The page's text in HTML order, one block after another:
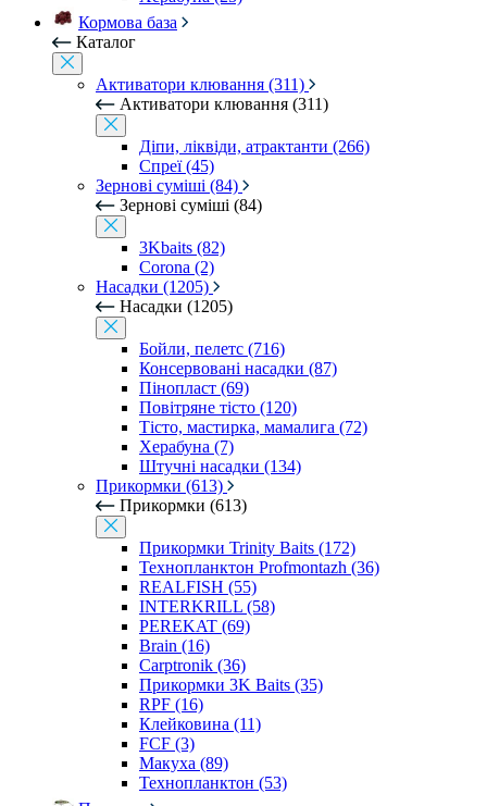
Кормова база
Каталог
Активатори клювання (311)
Активатори клювання (311)
Діпи, ліквіди, атрактанти (266)
Спреї (45)
Зернові суміші (84)
Зернові суміші (84)
3Kbaits (82)
Corona (2)
Насадки (1205)
Насадки (1205)
Бойли, пелетс (716)
Консервовані насадки (87)
Пінопласт (69)
Повітряне тісто (120)
Тісто, мастирка, мамалига (72)
Херабуна (7)
Штучні насадки (134)
Прикормки (613)
Прикормки (613)
Прикормки Trinity Baits (172)
Технопланктон Profmontazh (36)
REALFISH (55)
INTERKRILL (58)
PEREKAT (69)
Brain (16)
Carptronik (36)
Прикормки 3K Baits (35)
RPF (16)
Клейковина (11)
FCF (3)
Макуха (89)
Технопланктон (53)